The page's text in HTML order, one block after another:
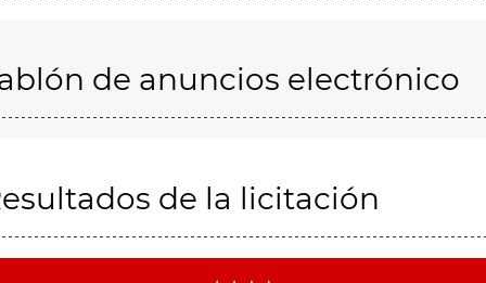
de anuncios electrónico
de la licitación